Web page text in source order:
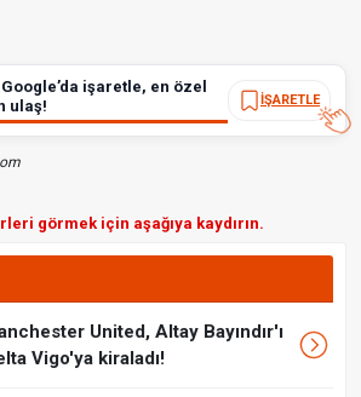
işaretle, en özel
ulaş!
İŞARETLE
görmek için aşağıya kaydırın.
United, Altay Bayındır'ı
Vigo'ya kiraladı!